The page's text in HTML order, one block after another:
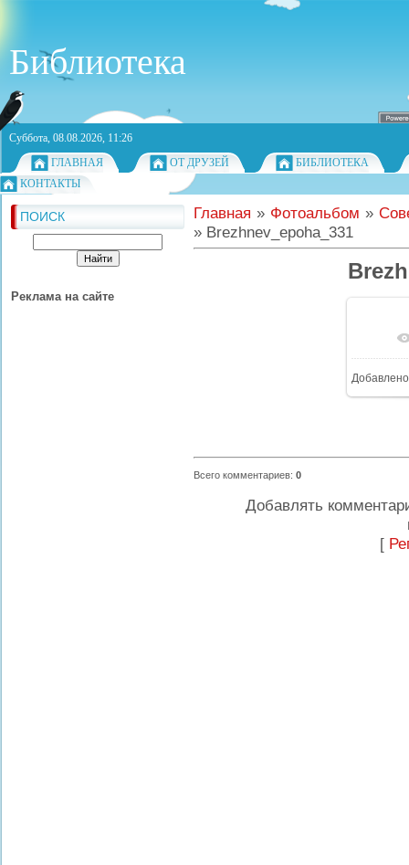
Библиотека
Суббота, 08.08.2026, 11:26
ГЛАВНАЯ
ОТ ДРУЗЕЙ
БИБЛИОТЕКА
КОНТАКТЫ
ПОИСК
Реклама на сайте
Главная » Фотоальбом »
» Brezhnev_epoha_331
Добавлено
Всего комментариев: 0
Добавлять
[